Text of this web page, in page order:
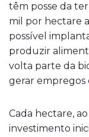
têm posse da
mil por hectare
possível
produzir
volta parte da
gerar empregos
Cada hectare,
investimento